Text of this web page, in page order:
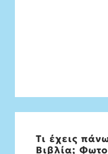
Τι έχεις
Βιβλία;
Βιβλία,
στιχάκια,